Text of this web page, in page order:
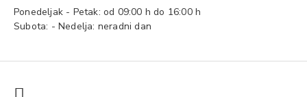
Ponedeljak - Petak: od 09:00 h do 16:00 h
Subota: - Nedelja: neradni dan